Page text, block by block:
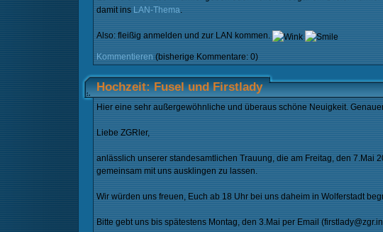
damit ins LAN-Thema.
Also: fleißig anmelden und zur LAN kommen.
Kommentieren (bisherige Kommentare: 0)
Hochzeit: Fusel und Firstlady
Hier eine sehr außergewöhnliche und überaus schöne Neuigkeit.
Liebe ZGRler,
anlässlich unserer standesamtlichen Trauung, die am Freitag, den 7.Mai
gemeinsam mit uns ausklingen zu lassen.
Wir würden uns freuen, Euch ab 18 Uhr bei uns daheim in Wolferstadt
Bitte gebt uns bis spätestens Montag, den 3.Mai per Email